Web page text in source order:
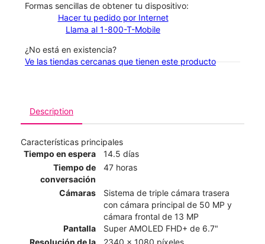
​​​​​​​Formas sencillas de obtener tu dispositivo:
Hacer tu pedido por Internet
Llama al 1-800-T-Mobile
¿No está en existencia?
Ve las tiendas cercanas que tienen este producto
Description
Características principales
Tiempo en espera
14.5 días
Tiempo de
conversación
47 horas
Cámaras
Sistema de triple cámara trasera
con cámara principal de 50 MP y
cámara frontal de 13 MP
Pantalla
Super AMOLED FHD+ de 6.7"
Resolución de la
2340 x 1080 píxeles